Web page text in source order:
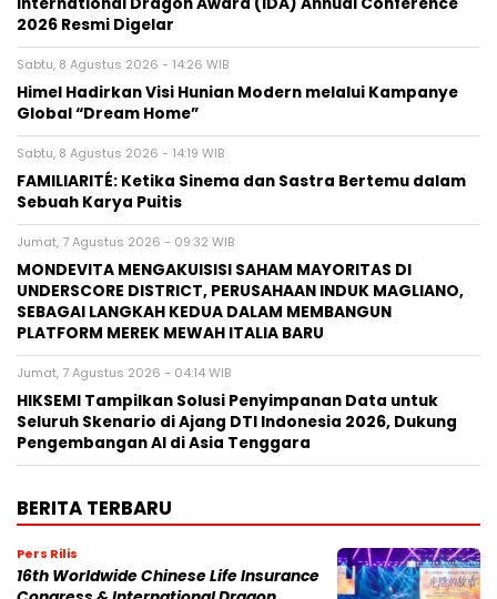
2026 Resmi Digelar
Sabtu, 8 Agustus 2026 - 14:26 WIB
Himel Hadirkan Visi Hunian Modern melalui Kampanye
Global “Dream Home”
Sabtu, 8 Agustus 2026 - 14:19 WIB
FAMILIARITÉ: Ketika Sinema dan Sastra Bertemu dalam
Sebuah Karya Puitis
Jumat, 7 Agustus 2026 - 09:32 WIB
MONDEVITA MENGAKUISISI SAHAM MAYORITAS DI
UNDERSCORE DISTRICT, PERUSAHAAN INDUK MAGLIANO,
SEBAGAI LANGKAH KEDUA DALAM MEMBANGUN
PLATFORM MEREK MEWAH ITALIA BARU
Jumat, 7 Agustus 2026 - 04:14 WIB
HIKSEMI Tampilkan Solusi Penyimpanan Data untuk
Seluruh Skenario di Ajang DTI Indonesia 2026, Dukung
Pengembangan AI di Asia Tenggara
BERITA TERBARU
Pers Rilis
16th Worldwide Chinese Life Insurance